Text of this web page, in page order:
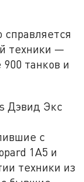
техники —
танков и
Дэвид Экс
с
1A5 и
техники из